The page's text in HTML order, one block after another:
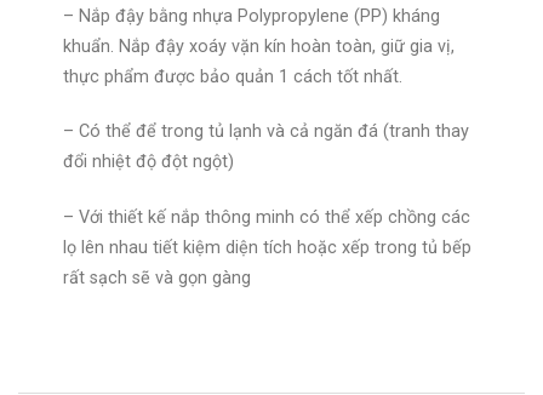
– Nắp đậy bằng nhựa Polypropylene (PP) kháng
khuẩn. Nắp đậy xoáy vặn kín hoàn toàn, giữ gia vị,
thực phẩm được bảo quản 1 cách tốt nhất.
– Có thể để trong tủ lạnh và cả ngăn đá (tranh thay
đổi nhiệt độ đột ngột)
– Với thiết kế nắp thông minh có thể xếp chồng các
lọ lên nhau tiết kiệm diện tích hoặc xếp trong tủ bếp
rất sạch sẽ và gọn gàng